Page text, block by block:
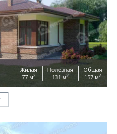
Жилая
77 м2
Полезная
131 м2
Общая
157 м2